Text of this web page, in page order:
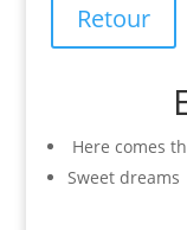
Retour
Here comes
Sweet dreams